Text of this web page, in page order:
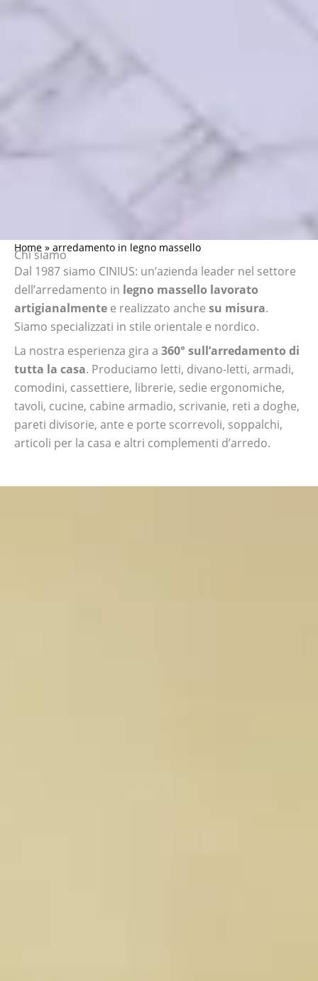
Home » arredamento in legno massello
Chi siamo
Dal 1987 siamo CINIUS: un’azienda leader nel settore
dell’arredamento in legno massello lavorato
artigianalmente e realizzato anche su misura.
Siamo specializzati in stile orientale e nordico.
La nostra esperienza gira a 360° sull’arredamento di
tutta la casa. Produciamo letti, divano-letti, armadi,
comodini, cassettiere, librerie, sedie ergonomiche,
tavoli, cucine, cabine armadio, scrivanie, reti a doghe,
pareti divisorie, ante e porte scorrevoli, soppalchi,
articoli per la casa e altri complementi d’arredo.